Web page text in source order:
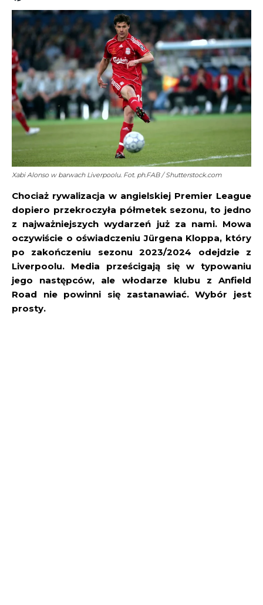
Xabi Alonso w barwach Liverpoolu. Fot. ph.FAB / Shutterstock.com
Chociaż rywalizacja w angielskiej Premier League
dopiero przekroczyła półmetek sezonu, to jedno
z najważniejszych wydarzeń już za nami. Mowa
oczywiście o oświadczeniu Jürgena Kloppa, który
po zakończeniu sezonu 2023/2024 odejdzie z
Liverpoolu. Media prześcigają się w typowaniu
jego następców, ale włodarze klubu z Anfield
Road nie powinni się zastanawiać. Wybór jest
prosty.